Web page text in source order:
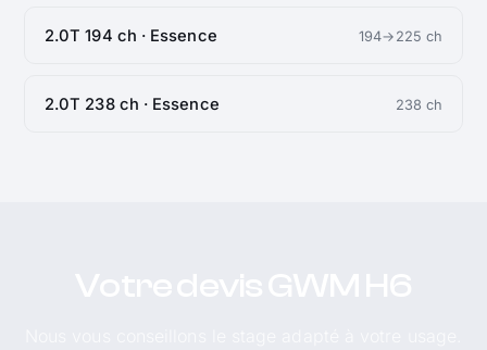
2.0T 194 ch · Essence 194→225 ch
2.0T 238 ch · Essence 238 ch